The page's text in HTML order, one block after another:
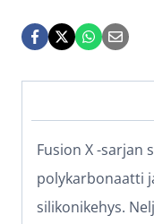
määrä
Fusion X -sarjan
polykarbonaatti
silikonikehys.